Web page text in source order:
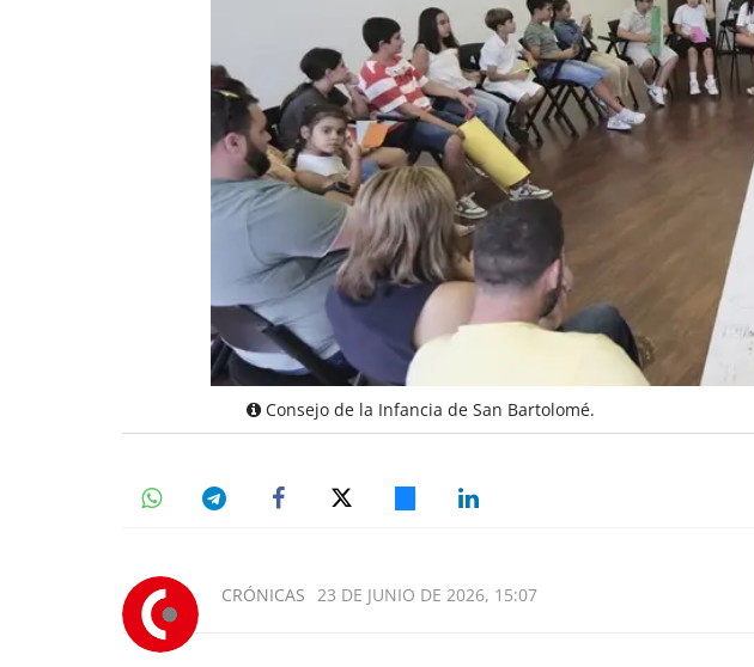
Consejo de la Infancia de San Bartolomé.
CRÓNICAS 23 DE JUNIO DE 2026, 15:07